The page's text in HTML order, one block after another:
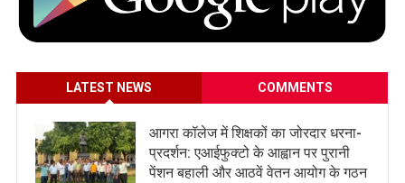
LATEST NEWS COMMENTS
आगरा कॉलेज में शिक्षकों का जोरदार धरना-
प्रदर्शन: एआईफुक्टो के आह्वान पर पुरानी
पेंशन बहाली और आठवें वेतन आयोग के गठन